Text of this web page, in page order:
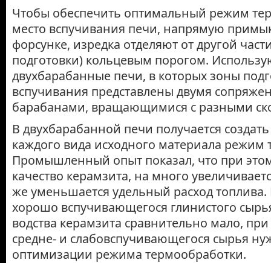
Чтобы обеспечить оптимальный режим
место вспучивания печи, напрямую
форсунке, изредка отделяют от другой
подготовки) кольцевым порогом.
двухбарабанные печи, в которых зоны
вспучивания представлены двумя
барабанами, вращающимися с разными
В двухбарабанной печи получается
каждого вида исходного материала режим
Промыш­ленный опыт показал, что при
качество керамзита, на много
же уменьшается удельный расход топлива.
хорошо вспучивающегося глинистого
водства керамзита сравнительно мало,
средне- и слабовспучивающегося сырья
оптимизации режима термообработки.